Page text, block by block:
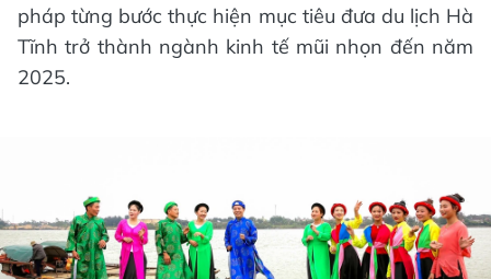
pháp từng bước thực hiện mục tiêu đưa du lịch Hà
Tĩnh trở thành ngành kinh tế mũi nhọn đến năm
2025.